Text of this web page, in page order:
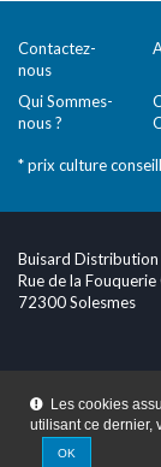
Les cookies
utilisant ce dernier,
OK
Contactez-
nous
Qui Sommes-
nous ?
* prix culture
Buisard Distribution
Rue de la
72300 Solesmes